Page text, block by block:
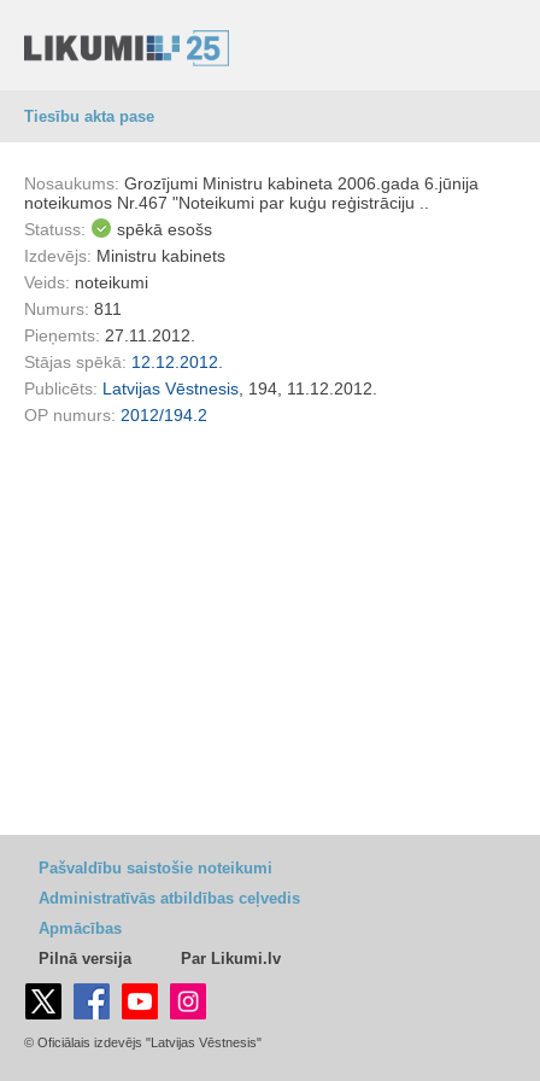
Tiesību akta pase
Nosaukums: Grozījumi Ministru kabineta 2006.gada 6.jūnija
noteikumos Nr.467 "Noteikumi par kuģu reģistrāciju ..
Statuss:
spēkā esošs
Izdevējs: Ministru kabinets
Veids: noteikumi
Numurs: 811
Pieņemts: 27.11.2012.
Stājas spēkā: 12.12.2012.
Publicēts: Latvijas Vēstnesis , 194, 11.12.2012.
OP numurs: 2012/194.2
Pašvaldību saistošie noteikumi
Administratīvās atbildības ceļvedis
Apmācības
Pilnā versija
Par Likumi.lv
© Oficiālais izdevējs "Latvijas Vēstnesis"